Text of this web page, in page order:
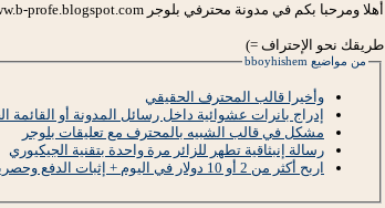
أهلا ومرحبا بكم في مدونة محترفي بلوجر www.b-profe.blogspot.com
طريقك نحو الإحتراف =)
من مواضيع bboyhishem
وأخيرا قالب المحترف الحقيقي
إدراج بانرات عشوائية داخل رسائل المدونة أو القائمة
مشكل في قالب الشبيه بالمحترف مع تعليقات بلوجر
رسالة إنبثاقية تطهر للزائر مرة واحدة بتقنية الجيكيوري
اربح أكثر من 2 أو 10 دولار في اليوم + إثبات الدفع وحصريا على خبراء بلوجر